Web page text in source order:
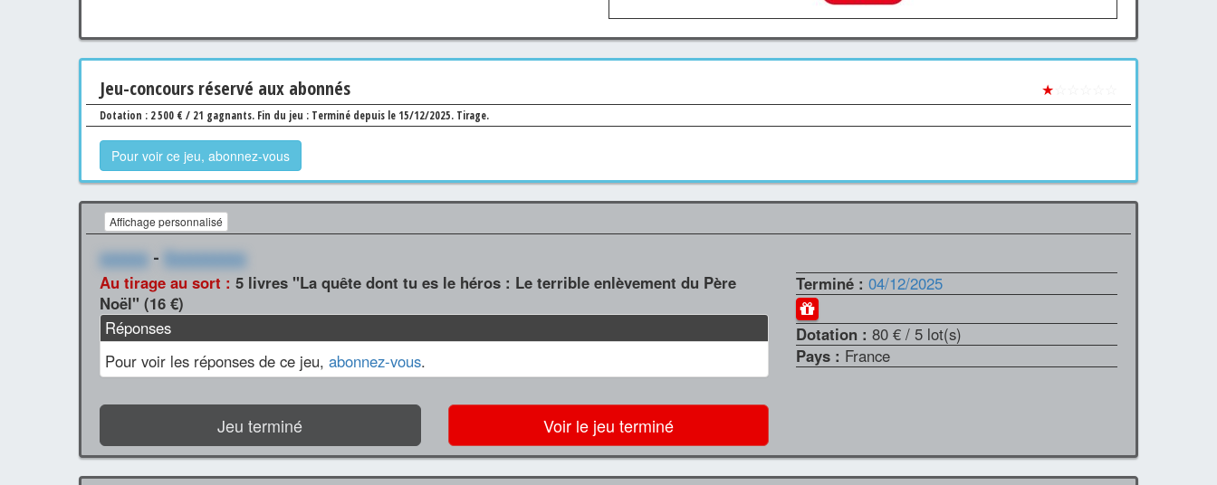
Jeu-concours réservé aux abonnés ★
Dotation : 2 500 € / 21 gagnants. Fin du jeu : Terminé depuis le 15/12/2025. Tirage.
Pour voir ce jeu, abonnez-vous
Affichage personnalisé
xxxxxx - Xxxxxxxxxx
Au tirage au sort : 5 livres "La quête dont tu es le héros : Le terrible enlèvement du Père
Noël" (16 €)
Réponses
Pour voir les réponses de ce jeu, abonnez-vous.
Jeu terminé Voir le jeu terminé
Terminé :04/12/2025
Dotation :80 € / 5 lot(s)
Pays : France